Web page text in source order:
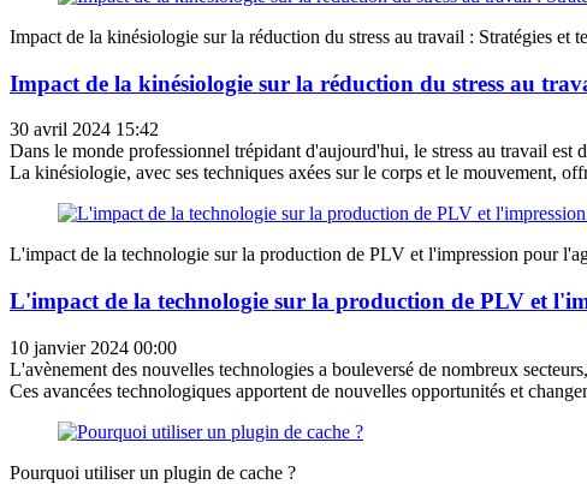
Impact de la kinésiologie sur la réduction du stress au travail : Stratégies et
Impact de la kinésiologie sur la réduction du stress au
30 avril 2024 15:42
Dans le monde professionnel trépidant d'aujourd'hui, le stress au travail est
La kinésiologie, avec ses techniques axées sur le corps et le mouvement,
L'impact de la technologie sur la production de PLV et l'impression pour
L'impact de la technologie sur la production de PLV et
10 janvier 2024 00:00
L'avènement des nouvelles technologies a bouleversé de nombreux
Ces avancées technologiques apportent de nouvelles opportunités et
Pourquoi utiliser un plugin de cache ?